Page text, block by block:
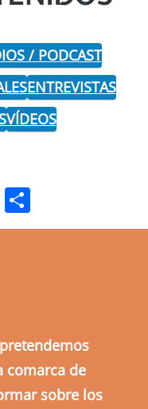
/ PODCAST
ENTREVISTAS
VÍDEOS
Email
comarca de
sobre los